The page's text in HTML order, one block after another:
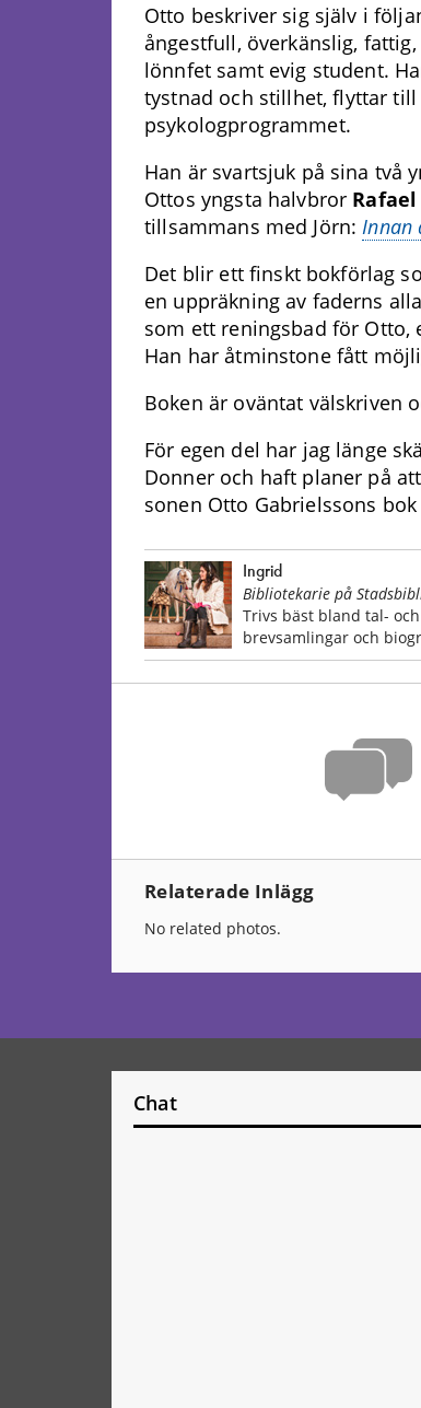
Otto beskriver sig själv i
ångestfull, överkänslig,
lönnfet samt evig student.
tystnad och stillhet, flyttar
psykologprogrammet.
Han är svartsjuk på sina två
Ottos yngsta halvbror
tillsammans med Jörn:Innan
Det blir ett finskt bokförlag
en uppräkning av faderns
som ett reningsbad för Otto,
Han har åtminstone fått
Boken är oväntat välskriven
För egen del har jag länge
Donner och haft planer på
sonen Otto Gabrielssons
Ingrid
Bibliotekarie på
Trivs bäst bland tal-
brevsamlingar och
Relaterade Inlägg
No related photos.
Chat